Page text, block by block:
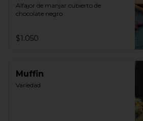
Alfajor de manjar cubierto de
chocolate negro
$1.050
Muffin
Variedad